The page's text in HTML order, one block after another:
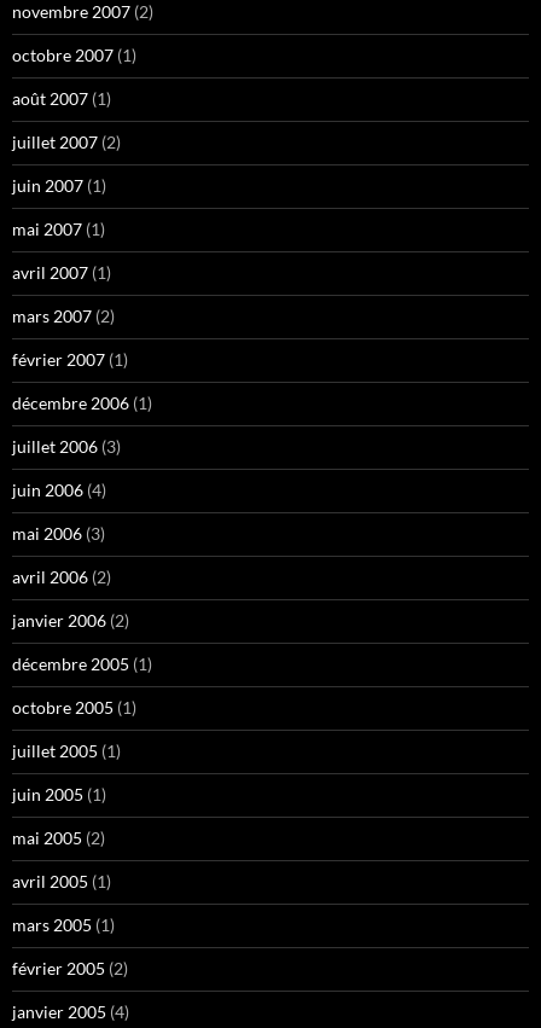
novembre 2007 (2)
octobre 2007 (1)
août 2007 (1)
juillet 2007 (2)
juin 2007 (1)
mai 2007 (1)
avril 2007 (1)
mars 2007 (2)
février 2007 (1)
décembre 2006 (1)
juillet 2006 (3)
juin 2006 (4)
mai 2006 (3)
avril 2006 (2)
janvier 2006 (2)
décembre 2005 (1)
octobre 2005 (1)
juillet 2005 (1)
juin 2005 (1)
mai 2005 (2)
avril 2005 (1)
mars 2005 (1)
février 2005 (2)
janvier 2005 (4)